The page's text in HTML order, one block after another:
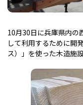
10月30日に兵庫県内の
して利用するために開
ス）」を使った木造施